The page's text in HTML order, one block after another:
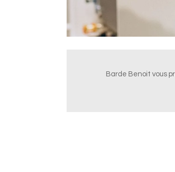
Barde Benoit vous